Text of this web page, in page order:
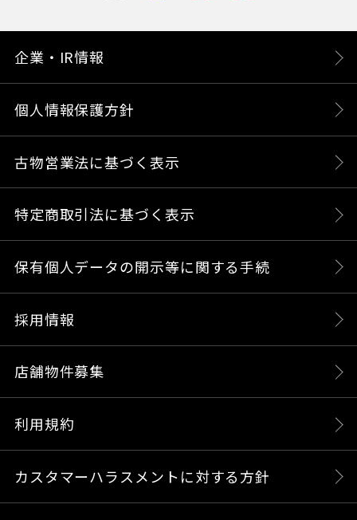
企業・IR情報
個人情報保護方針
古物営業法に基づく表示
特定商取引法に基づく表示
保有個人データの開示等に関する手続
採用情報
店舗物件募集
利用規約
カスタマーハラスメントに対する方針